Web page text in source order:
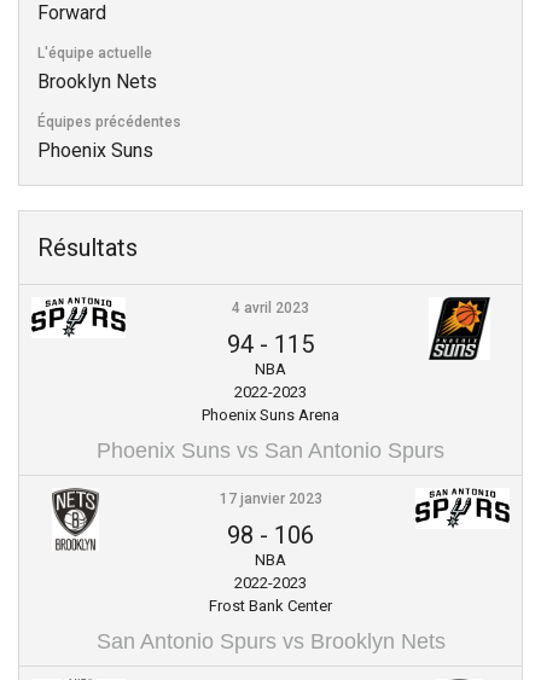
Forward
L'équipe actuelle
Brooklyn Nets
Équipes précédentes
Phoenix Suns
Résultats
4 avril 2023
94 - 115
NBA
2022-2023
Phoenix Suns Arena
Phoenix Suns vs San Antonio Spurs
17 janvier 2023
98 - 106
NBA
2022-2023
Frost Bank Center
San Antonio Spurs vs Brooklyn Nets